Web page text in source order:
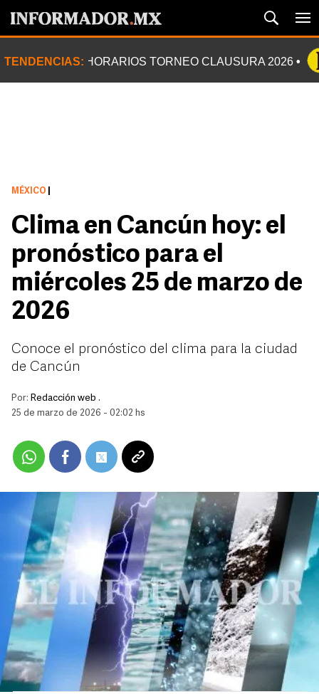
TENDENCIAS: HORARIOS TORNEO CLAUSURA 2026
MÉXICO
Clima en Cancún hoy: el
pronóstico para el
miércoles 25 de marzo de
2026
Conoce el pronóstico del clima para la ciudad
de Cancún
Por: Redacción web .
25 de marzo de 2026 - 02:02 hs